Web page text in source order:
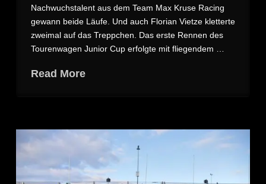
Nachwuchstalent aus dem Team Max Kruse Racing
gewann beide Läufe. Und auch Florian Vietze kletterte
zweimal auf das Treppchen. Das erste Rennen des
Tourenwagen Junior Cup erfolgte mit fliegendem …
Read More